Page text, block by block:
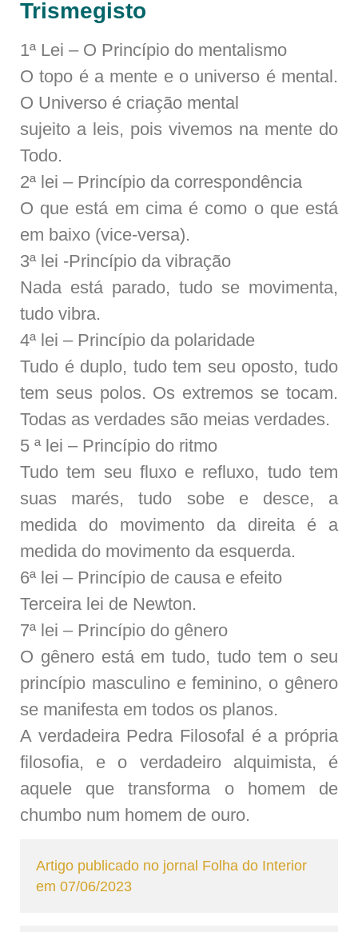
Trismegisto
1ª Lei – O Princípio do mentalismo
O topo é a mente e o universo é mental.
O Universo é criação mental
sujeito a leis, pois vivemos na mente do
Todo.
2ª lei – Princípio da correspondência
O que está em cima é como o que está
em baixo (vice-versa).
3ª lei -Princípio da vibração
Nada está parado, tudo se movimenta,
tudo vibra.
4ª lei – Princípio da polaridade
Tudo é duplo, tudo tem seu oposto, tudo
tem seus polos. Os extremos se tocam.
Todas as verdades são meias verdades.
5 ª lei – Princípio do ritmo
Tudo tem seu fluxo e refluxo, tudo tem
suas marés, tudo sobe e desce, a
medida do movimento da direita é a
medida do movimento da esquerda.
6ª lei – Princípio de causa e efeito
Terceira lei de Newton.
7ª lei – Princípio do gênero
O gênero está em tudo, tudo tem o seu
princípio masculino e feminino, o gênero
se manifesta em todos os planos.
A verdadeira Pedra Filosofal é a própria
filosofia, e o verdadeiro alquimista, é
aquele que transforma o homem de
chumbo num homem de ouro.
Artigo publicado no jornal Folha do Interior
em 07/06/2023